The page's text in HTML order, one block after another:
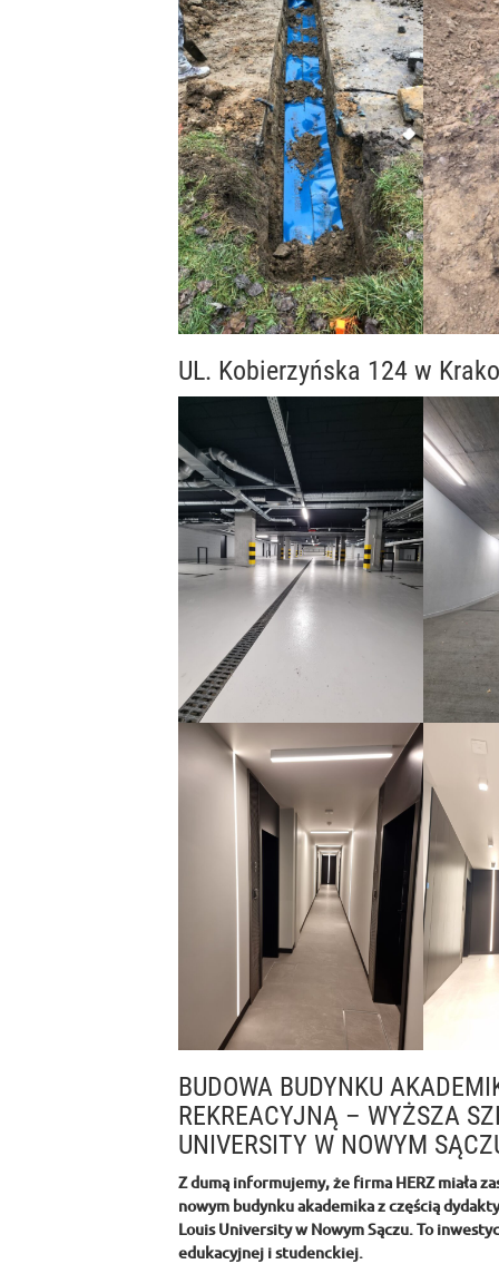
UL. Kobierzyńska 124 w
BUDOWA BUDYNKU
REKREACYJNĄ – WYŻSZA
UNIVERSITY W NOWYM
Z dumą informujemy, że firma HERZ miała
nowym budynku akademika z częścią
Louis University w Nowym Sączu. To
edukacyjnej i studenckiej.